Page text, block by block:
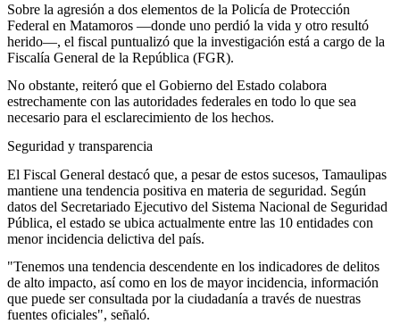
Sobre la agresión a dos elementos de la Policía de Protección
Federal en Matamoros —donde uno perdió la vida y otro resultó
herido—, el fiscal puntualizó que la investigación está a cargo de la
Fiscalía General de la República (FGR).
No obstante, reiteró que el Gobierno del Estado colabora
estrechamente con las autoridades federales en todo lo que sea
necesario para el esclarecimiento de los hechos.
Seguridad y transparencia
El Fiscal General destacó que, a pesar de estos sucesos, Tamaulipas
mantiene una tendencia positiva en materia de seguridad. Según
datos del Secretariado Ejecutivo del Sistema Nacional de Seguridad
Pública, el estado se ubica actualmente entre las 10 entidades con
menor incidencia delictiva del país.
"Tenemos una tendencia descendente en los indicadores de delitos
de alto impacto, así como en los de mayor incidencia, información
que puede ser consultada por la ciudadanía a través de nuestras
fuentes oficiales", señaló.